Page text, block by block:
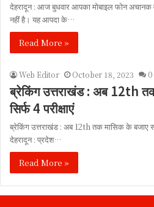
देहरादून : आज बुधवार आपका मोबाइल फोन
नहीं है। यह आपदा के…
Read More »
Web Editor October 18, 2023 0
ब्रेकिंग उत्तराखंड : अब 12th
सिर्फ 4 परीक्षाएं
ब्रेकिंग उत्तराखंड : अब 12th तक मासिक के बजाए
देहरादून : प्रदेश…
Read More »